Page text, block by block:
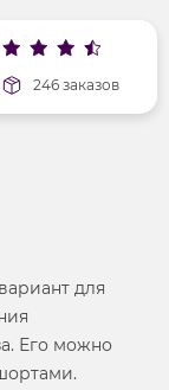
лодочка
без рисунка
гладкий
246 заказов
для
Его можно